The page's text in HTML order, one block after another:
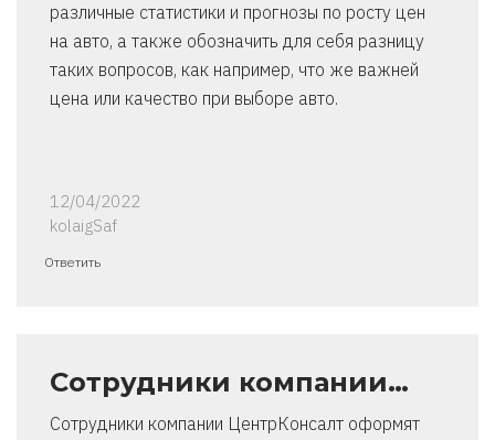
различные статистики и прогнозы по росту цен
на авто, а также обозначить для себя разницу
таких вопросов, как например, что же важней
цена или качество при выборе авто.
12/04/2022
kolaigSaf
Ответить
Сотрудники компании…
Сотрудники компании ЦентрКонсалт оформят